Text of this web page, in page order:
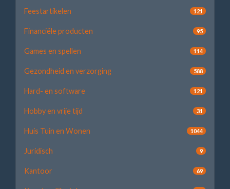
Feestartikelen 121
Financiële producten 95
Games en spellen 114
Gezondheid en verzorging 588
Hard- en software 121
Hobby en vrije tijd 31
Huis Tuin en Wonen 1044
Juridisch 9
Kantoor 69